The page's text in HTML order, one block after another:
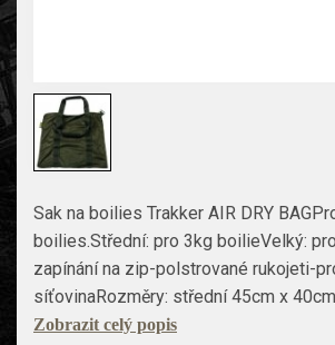
Sak na boilies Trakker AIR DRY
boilies.Střední: pro 3kg boilieVelký:
zapínání na zip-polstrované rukojeti-
síťovinaRozměry: střední 45cm x
Zobrazit celý popis